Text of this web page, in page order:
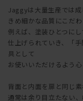
Jaggyは大量生産では成
きめ細かな品質にこだわ
例えば、塗装ひとつにし
仕上げられていき、「
具として
お使いいただけるよう心
背面と内面を扉と同じ
通常は余り目立たない、